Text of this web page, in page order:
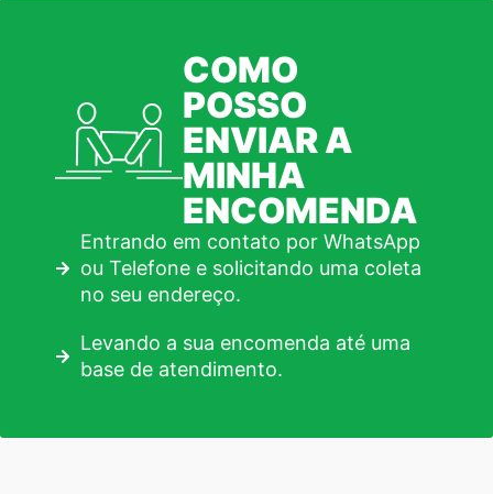
COMO
POSSO
ENVIAR A
MINHA
ENCOMENDA
Entrando em contato por WhatsApp
ou Telefone e solicitando uma coleta
no seu endereço.
Levando a sua encomenda até uma
base de atendimento.